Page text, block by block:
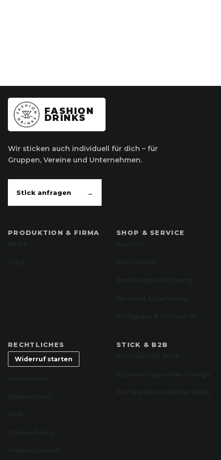
FASHION
DRINKS
Wir sticken auch individuell für dich – für
Gruppen, Vereine und Unternehmen.
Stick anfragen →
PRODUKTION & FIRMA
SHOP & SERVICE
RECHTLICHES
Widerruf starten
STICK & B2B